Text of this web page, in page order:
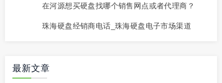
在河源想买硬盘找哪个销售网点或者代理商？
珠海硬盘经销商电话_珠海硬盘电子市场渠道
最新文章